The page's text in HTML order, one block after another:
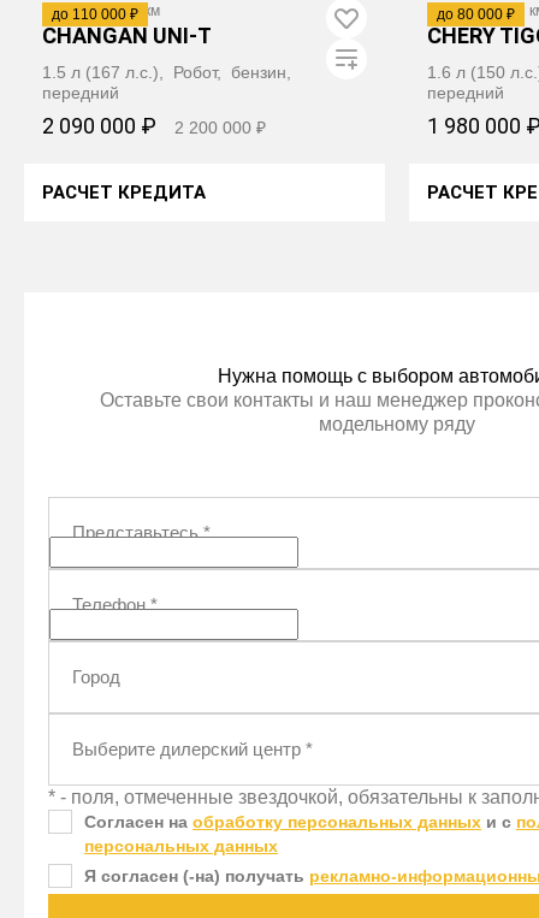
до 110 000 ₽
2023 ·26 699 км
CHANGAN UNI-T
1.5 л (167 л.с.), Робот, бензин,
передний
2 090 000 ₽ 2 200 000 ₽
РАСЧЕТ КРЕДИТА
до 80 000 ₽
2024· 18 822
CHERY
1.6 л (150
передний
1 980 000
РАСЧЕТ
Нужна помощь с выбором
Оставьте свои контакты и наш менеджер
модельному ряду
Представьтесь*
Телефон*
Город
Выберите дилерский центр *
* - поля, отмеченные звездочкой, обязательны к
Согласен на обработку персональных данных и c
персональных данных
Я согласен (-на) получать рекламно-